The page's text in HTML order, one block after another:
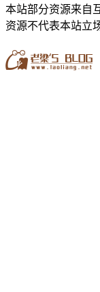
本站部分资源来自
资源不代表本站立